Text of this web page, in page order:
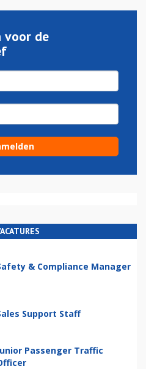
voor de
& Compliance Manager
Support Staff
Passenger Traffic